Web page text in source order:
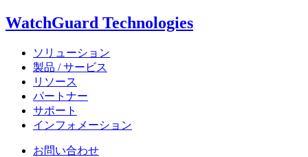
WatchGuard Technologies
ソリューション
製品 / サービス
リソース
パートナー
サポート
インフォメーション
お問い合わせ